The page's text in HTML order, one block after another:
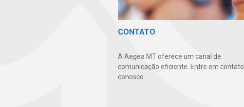
CONTATO
A Aegea MT oferece um canal de
comunicação eficiente. Entre em contato
conosco.